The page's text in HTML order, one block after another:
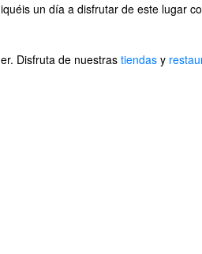
un día a disfrutar de este lugar
Disfruta de nuestrastiendas y